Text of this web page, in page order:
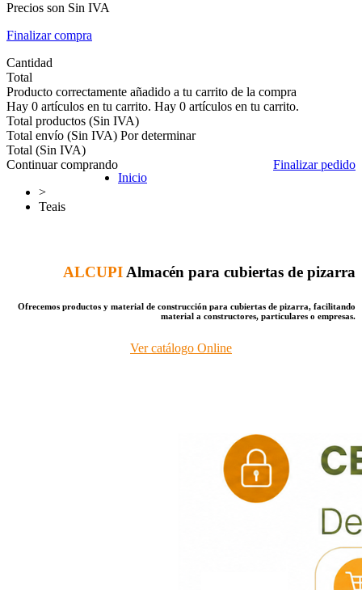
Precios son Sin IVA
Finalizar compra
Cantidad
Total
Producto correctamente añadido a tu carrito de la compra
Hay 0 artículos en tu carrito. Hay 0 artículos en tu carrito.
Total productos (Sin IVA)
Total envío (Sin IVA) Por determinar
Total (Sin IVA)
Continuar comprando
Finalizar pedido
Inicio
>
Teais
ALCUPI Almacén para cubiertas de pizarra
Ofrecemos productos y material de construcción para cubiertas de pizarra, facilitando
material a constructores, particulares o empresas.
Ver catálogo Online